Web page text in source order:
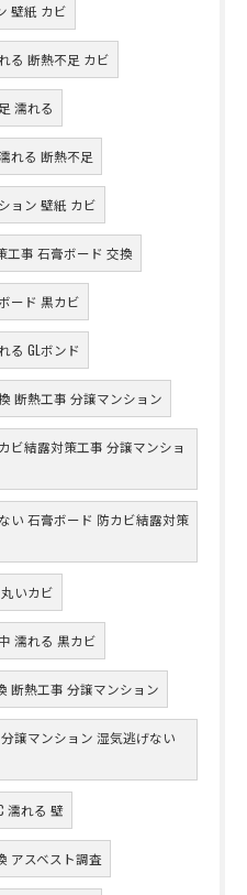
壁紙 カビ
る 断熱不足 カビ
濡れる
れる 断熱不足
ョン 壁紙 カビ
工事 石膏ボード 交換
ード 黒カビ
る GLボンド
断熱工事 分譲マンション
ビ結露対策工事 分譲マンショ
い 石膏ボード 防カビ結露対策
いカビ
濡れる 黒カビ
断熱工事 分譲マンション
譲マンション 湿気逃げない
濡れる 壁
アスベスト調査